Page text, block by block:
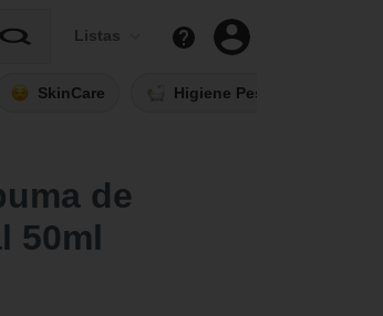
Listas
SkinCare Higiene Pessoal
de
50ml